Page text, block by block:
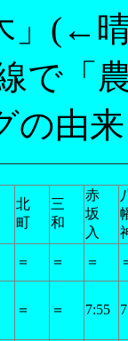
」(←
で「
の由
北
町
三
和
赤
坂
入
＝ ＝ ＝
＝ ＝ 7:55